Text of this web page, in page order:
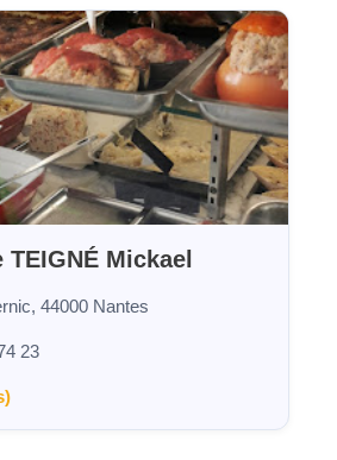
Mickael
44000 Nantes
23